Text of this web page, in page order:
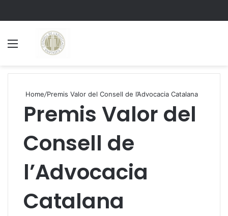
Home/Premis Valor del Consell de l’Advocacia Catalana
Premis Valor del
Consell de
l’Advocacia
Catalana